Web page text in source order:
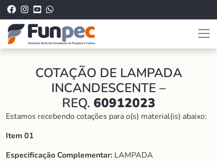
COTAÇÃO DE LAMPADA
INCANDESCENTE –
REQ. 60912023
Estamos recebendo cotações para o(s) material(is) abaixo:
Item 01
Especificação Complementar: LAMPADA